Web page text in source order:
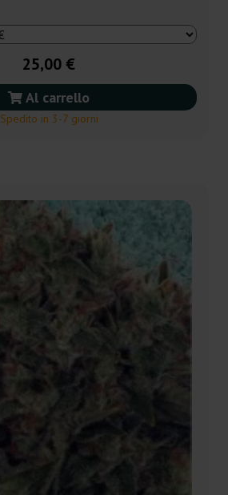
25,00 €
Al carrello
Spedito in 3-7 giorni